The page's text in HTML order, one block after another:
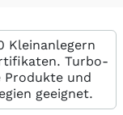
Kleinanlegern
Turbo-
und
geeignet.